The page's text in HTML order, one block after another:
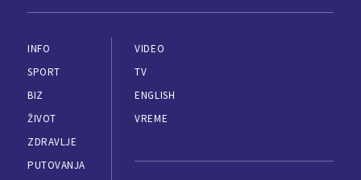
INFO
SPORT
BIZ
ŽIVOT
ZDRAVLJE
PUTOVANJA
VIDEO
TV
ENGLISH
VREME